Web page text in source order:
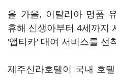
올 가을, 이탈리아 명품
휴해 신생아부터 4세까지
'앱티카' 대여 서비스를 선
제주신라호텔이 국내 호